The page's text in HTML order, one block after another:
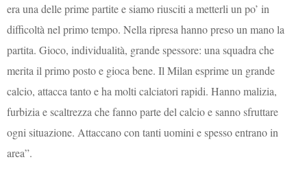
era una delle prime partite e siamo riusciti a metterli un po’ in
difficoltà nel primo tempo. Nella ripresa hanno preso un mano la
partita. Gioco, individualità, grande spessore: una squadra che
merita il primo posto e gioca bene. Il Milan esprime un grande
calcio, attacca tanto e ha molti calciatori rapidi. Hanno malizia,
furbizia e scaltrezza che fanno parte del calcio e sanno sfruttare
ogni situazione. Attaccano con tanti uomini e spesso entrano in
area”.